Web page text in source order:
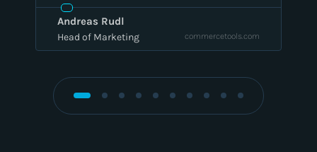
Andreas Rudl
Head of Marketing commercetools.com